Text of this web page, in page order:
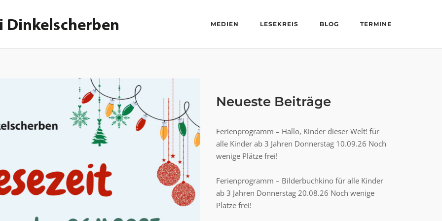
MEDIEN LESEKREIS BLOG TERMINE
Neueste Beiträge
Ferienprogramm – Hallo, Kinder dieser Welt! für
alle Kinder ab 3 Jahren Donnerstag 10.09.26 Noch
wenige Plätze frei!
Ferienprogramm – Bilderbuchkino für alle Kinder
ab 3 Jahren Donnerstag 20.08.26 Noch wenige
Platze frei!